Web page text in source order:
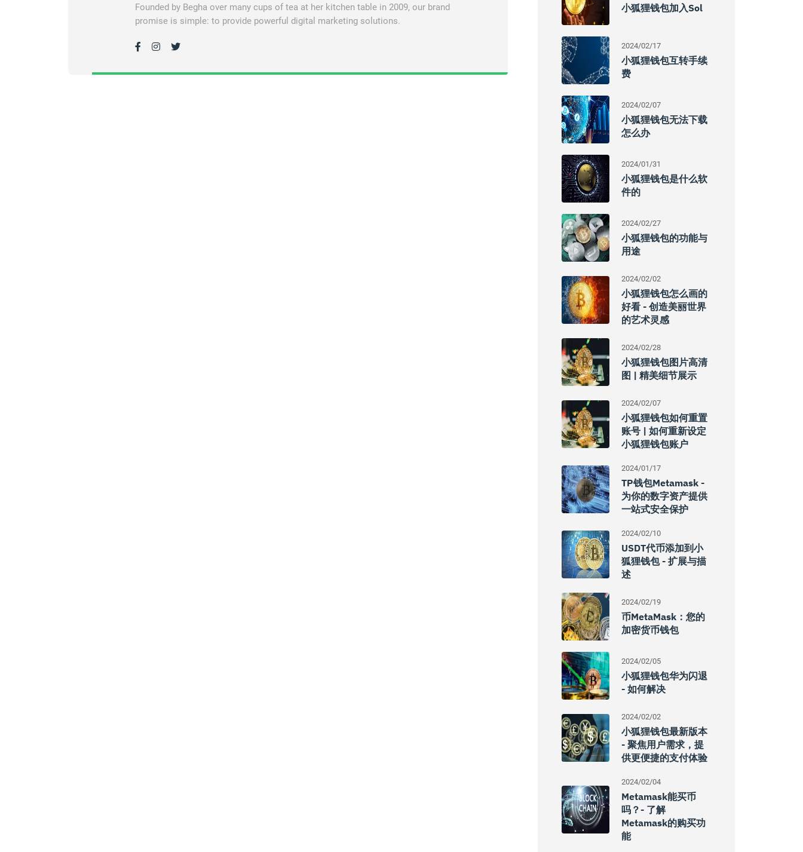
Founded by Begha over many cups of tea at her kitchen table in 2009, our brand
promise is simple: to provide powerful digital marketing solutions.
小狐狸钱包加入Sol
2024/02/17
小狐狸钱包互转手续
费
2024/02/07
小狐狸钱包无法下载
怎么办
2024/01/31
小狐狸钱包是什么软
件的
2024/02/27
小狐狸钱包的功能与
用途
2024/02/02
小狐狸钱包怎么画的
好看 - 创造美丽世界
的艺术灵感
2024/02/28
小狐狸钱包图片高清
图 | 精美细节展示
2024/02/07
小狐狸钱包如何重置
账号 | 如何重新设定
小狐狸钱包账户
2024/01/17
TP钱包Metamask -
为你的数字资产提供
一站式安全保护
2024/02/10
USDT代币添加到小
狐狸钱包 - 扩展与描
述
2024/02/19
币MetaMask：您的
加密货币钱包
2024/02/05
小狐狸钱包华为闪退
- 如何解决
2024/02/02
小狐狸钱包最新版本
- 聚焦用户需求，提
供更便捷的支付体验
2024/02/04
Metamask能买币
吗？- 了解
Metamask的购买功
能